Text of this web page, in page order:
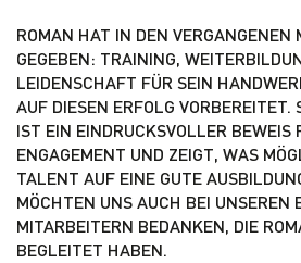
ROMAN HAT IN DEN VERGANGENEN
GEGEBEN: TRAINING,
LEIDENSCHAFT FÜR SEIN
AUF DIESEN ERFOLG VORBEREITET.
IST EIN EINDRUCKSVOLLER BEWEIS
ENGAGEMENT UND ZEIGT, WAS
TALENT AUF EINE GUTE
MÖCHTEN UNS AUCH BEI UNSEREN
MITARBEITERN BEDANKEN, DIE
BEGLEITET HABEN.